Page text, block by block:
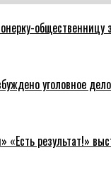
уголовное
«Есть результат!»